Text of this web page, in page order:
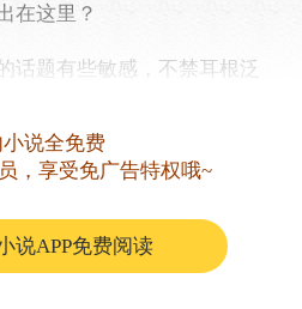
这里？
题有些敏感，不禁耳根泛
说全免费
，享受免广告特权哦~
说APP免费阅读